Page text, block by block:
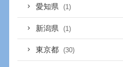
愛知県 (1)
新潟県 (1)
東京都 (30)